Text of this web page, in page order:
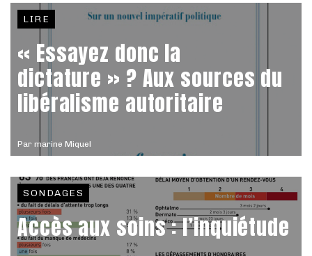
Par marine Miquel
LIRE
« Essayez donc la
dictature » ? Aux sources du
libéralisme autoritaire
SONDAGES
Accès aux soins : l’inquiétude